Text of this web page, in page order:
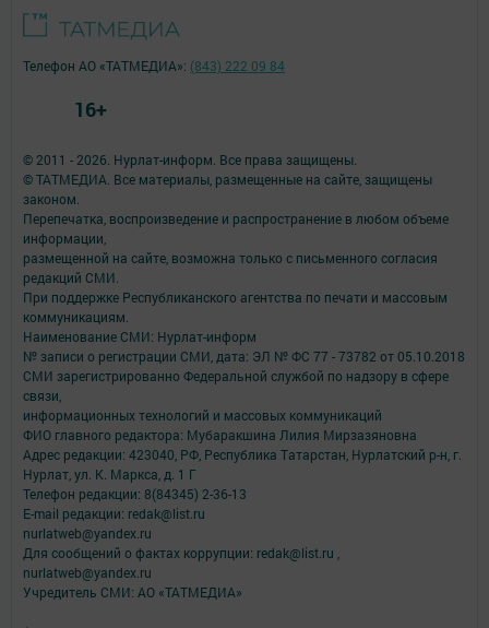
© 2011 - 2026. Нурлат-⁠информ. Все права защищены.
© ТАТМЕДИА. Все материалы, размещенные на сайте, защищены
законом.
Перепечатка, воспроизведение и распространение в любом объеме
информации,
размещенной на сайте, возможна только с письменного согласия
редакций СМИ.
При поддержке Республиканского агентства по печати и массовым
коммуникациям.
Наименование СМИ: Нурлат-⁠информ
№ записи о регистрации СМИ, дата: ЭЛ № ФС 77 -⁠ 73782 от 05.10.2018
СМИ зарегистрированно Федеральной службой по надзору в сфере
связи,
информационных технологий и массовых коммуникаций
ФИО главного редактора: Мубаракшина Лилия Мирзазяновна
Адрес редакции: 423040, РФ, Республика Татарстан, Нурлатский р-н, г.
Нурлат, ул. К. Маркса, д. 1 Г
Телефон редакции: 8(84345) 2-36-13
E-mail редакции: redak@list.ru
nurlatweb@yandex.ru
Для сообщений о фактах коррупции: redak@list.ru ,
nurlatweb@yandex.ru
Учредитель СМИ: АО «ТАТМЕДИА»
Телефон АО «ТАТМЕДИА»: (843) 222 09 84
16+